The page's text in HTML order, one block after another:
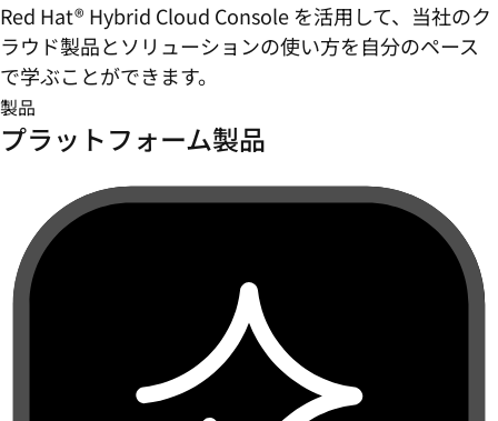
Red Hat® Hybrid Cloud Console を活用して、当社のク
ラウド製品とソリューションの使い方を自分のペース
で学ぶことができます。
製品
プラットフォーム製品